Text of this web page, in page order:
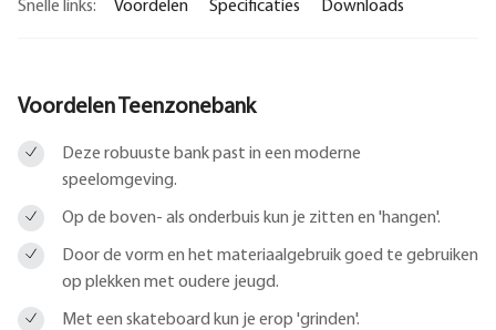
Snelle links: Voordelen Specificaties Downloads
Voordelen Teenzonebank
Deze robuuste bank past in een moderne
speelomgeving.
Op de boven- als onderbuis kun je zitten en 'hangen'.
Door de vorm en het materiaalgebruik goed te gebruiken
op plekken met oudere jeugd.
Met een skateboard kun je erop 'grinden'.